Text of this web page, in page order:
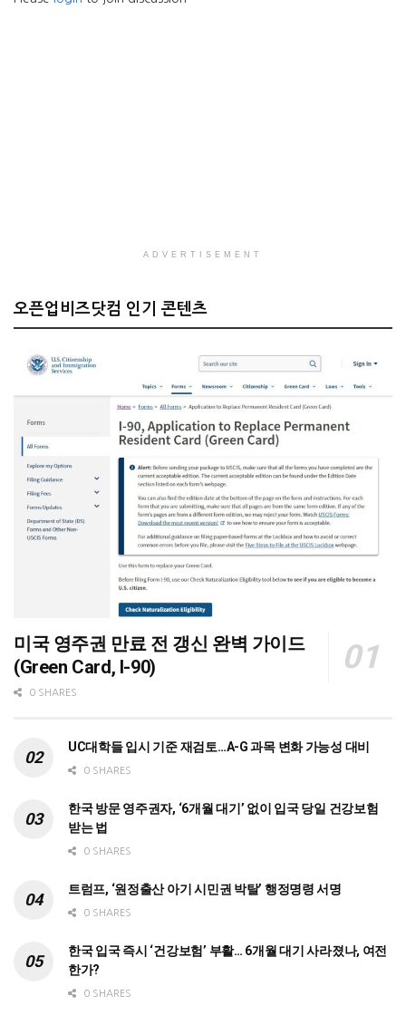
ADVERTISEMENT
오픈업비즈닷컴 인기 콘텐츠
미국 영주권 만료 전 갱신 완벽 가이드
(Green Card, I-90)
0 SHARES
UC대학들 입시 기준 재검토…A-G 과목 변화 가능성 대비
0 SHARES
한국 방문 영주권자, ‘6개월 대기’ 없이 입국 당일 건강보험
받는 법
0 SHARES
트럼프, ‘원정출산 아기 시민권 박탈’ 행정명령 서명
0 SHARES
한국 입국 즉시 ‘건강보험’ 부활… 6개월 대기 사라졌나, 여전
한가?
0 SHARES